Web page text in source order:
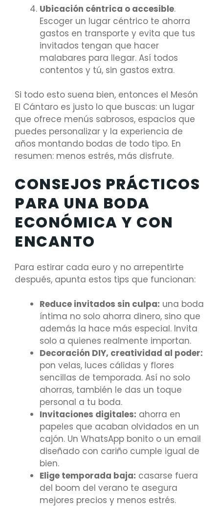
Ubicación céntrica o accesible.
Escoger un lugar céntrico te ahorra
gastos en transporte y evita que tus
invitados tengan que hacer
malabares para llegar. Así todos
contentos y tú, sin gastos extra.
Si todo esto suena bien, entonces el Mesón
El Cántaro es justo lo que buscas: un lugar
que ofrece menús sabrosos, espacios que
puedes personalizar y la experiencia de
años montando bodas de todo tipo. En
resumen: menos estrés, más disfrute.
CONSEJOS PRÁCTICOS
PARA UNA BODA
ECONÓMICA Y CON
ENCANTO
Para estirar cada euro y no arrepentirte
después, apunta estos tips que funcionan:
Reduce invitados sin culpa: una boda
íntima no solo ahorra dinero, sino que
además la hace más especial. Invita
solo a quienes realmente importan.
Decoración DIY, creatividad al poder:
pon velas, luces cálidas y flores
sencillas de temporada. Así no solo
ahorras, también le das un toque
personal a tu boda.
Invitaciones digitales: ahorra en
papeles que acaban olvidados en un
cajón. Un WhatsApp bonito o un email
diseñado con cariño cumple igual de
bien.
Elige temporada baja: casarse fuera
del boom del verano te asegura
mejores precios y menos estrés.